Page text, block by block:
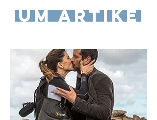
zum Artikel